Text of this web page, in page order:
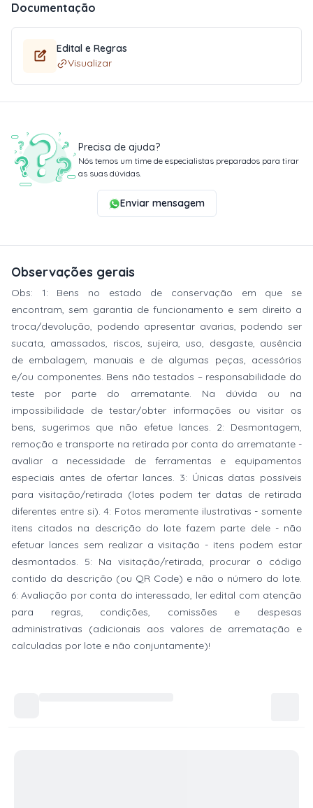
Documentação
Edital e Regras
Visualizar
Precisa de ajuda?
Nós temos um time de especialistas preparados para tirar
as suas dúvidas.
Enviar mensagem
Observações gerais
Obs: 1: Bens no estado de conservação em que se
encontram, sem garantia de funcionamento e sem direito a
troca/devolução, podendo apresentar avarias, podendo ser
sucata, amassados, riscos, sujeira, uso, desgaste, ausência
de embalagem, manuais e de algumas peças, acessórios
e/ou componentes. Bens não testados – responsabilidade do
teste por parte do arrematante. Na dúvida ou na
impossibilidade de testar/obter informações ou visitar os
bens, sugerimos que não efetue lances. 2: Desmontagem,
remoção e transporte na retirada por conta do arrematante -
avaliar a necessidade de ferramentas e equipamentos
especiais antes de ofertar lances. 3: Únicas datas possíveis
para visitação/retirada (lotes podem ter datas de retirada
diferentes entre si). 4: Fotos meramente ilustrativas - somente
itens citados na descrição do lote fazem parte dele - não
efetuar lances sem realizar a visitação - itens podem estar
desmontados. 5: Na visitação/retirada, procurar o código
contido da descrição (ou QR Code) e não o número do lote.
6: Avaliação por conta do interessado, ler edital com atenção
para regras, condições, comissões e despesas
administrativas (adicionais aos valores de arrematação e
calculadas por lote e não conjuntamente)!